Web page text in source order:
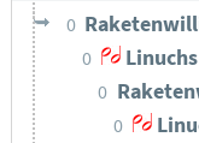
0
0 Linuchs
0
0